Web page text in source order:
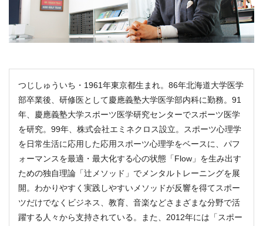
つじしゅういち・1961年東京都生まれ。86年北海道大学医学
部卒業後、研修医として慶應義塾大学医学部内科に勤務。91
年、慶應義塾大学スポーツ医学研究センターでスポーツ医学
を研究。99年、株式会社エミネクロス設立。スポーツ心理学
を日常生活に応用した応用スポーツ心理学をベースに、パフ
ォーマンスを最適・最大化する心の状態「Flow」を生み出す
ための独自理論「辻メソッド」でメンタルトレーニングを展
開。わかりやすく実践しやすいメソッドが反響を得てスポー
ツだけでなくビジネス、教育、音楽などさまざまな分野で活
躍する人々から支持されている。また、2012年には「スポー